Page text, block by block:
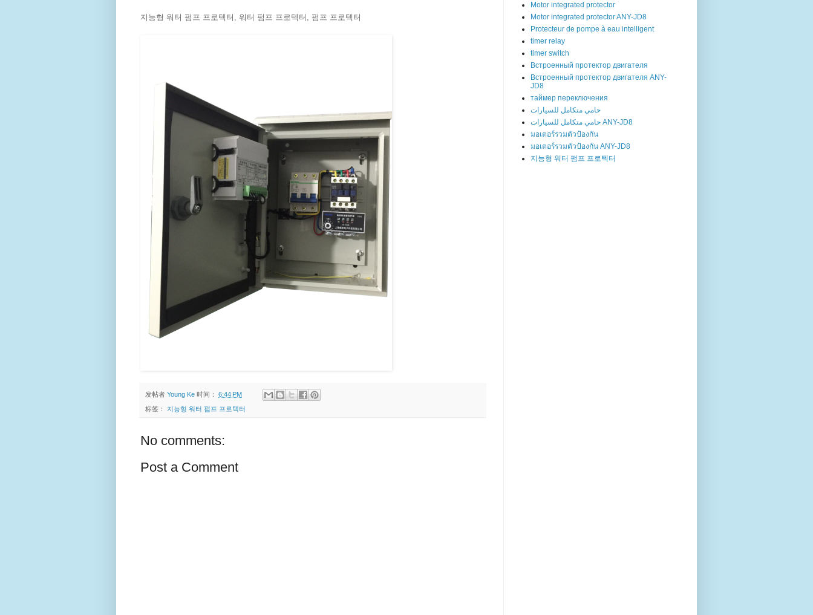
지능형 워터 펌프 프로텍터, 워터 펌프 프로텍터, 펌프 프로텍터
发帖者 Young Ke 时间： 6:44 PM
标签： 지능형 워터 펌프 프로텍터
No comments:
Post a Comment
Motor integrated protector
Motor integrated protector ANY-JD8
Protecteur de pompe à eau intelligent
timer relay
timer switch
Встроенный протектор двигателя
Встроенный протектор двигателя ANY-
JD8
таймер переключения
حامي متكامل للسيارات
حامي متكامل للسيارات ANY-JD8
มอเตอร์รวมตัวป้องกัน
มอเตอร์รวมตัวป้องกัน ANY-JD8
지능형 워터 펌프 프로텍터